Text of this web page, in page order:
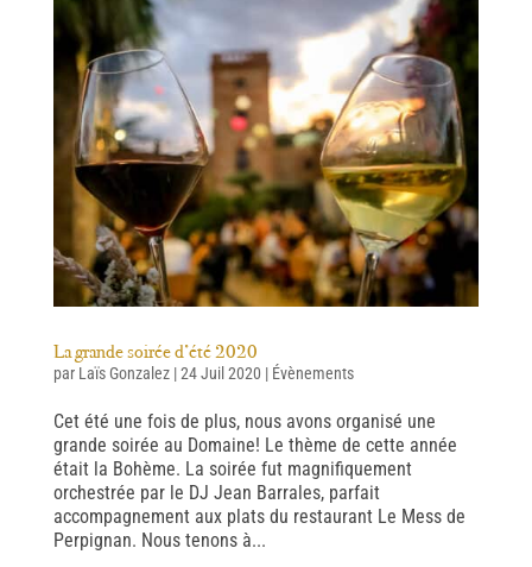
La grande soirée d’été 2020
par Laïs Gonzalez|24 Juil 2020 | Évènements
Cet été une fois de plus, nous avons organisé une
grande soirée au Domaine! Le thème de cette année
était la Bohème. La soirée fut magnifiquement
orchestrée par le DJ Jean Barrales, parfait
accompagnement aux plats du restaurant Le Mess de
Perpignan. Nous tenons à...